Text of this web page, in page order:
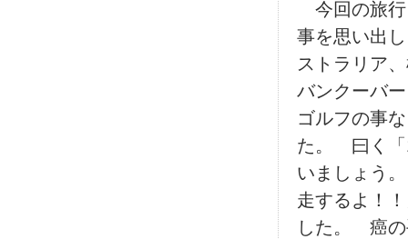
今回の旅行
事を思い出
ストラリア
バンクーバ
ゴルフの事
た。 曰く「
いましょう
走するよ！
した。 癌の